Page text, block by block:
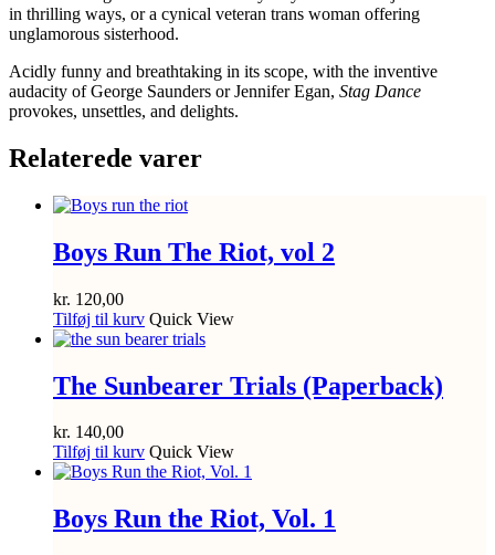
in thrilling ways, or a cynical veteran trans woman offering
unglamorous sisterhood.
Acidly funny and breathtaking in its scope, with the inventive
audacity of George Saunders or Jennifer Egan, Stag Dance
provokes, unsettles, and delights.
Relaterede varer
Boys Run The Riot, vol 2
kr. 120,00
Tilføj til kurv Quick View
The Sunbearer Trials (Paperback)
kr. 140,00
Tilføj til kurv Quick View
Boys Run the Riot, Vol. 1